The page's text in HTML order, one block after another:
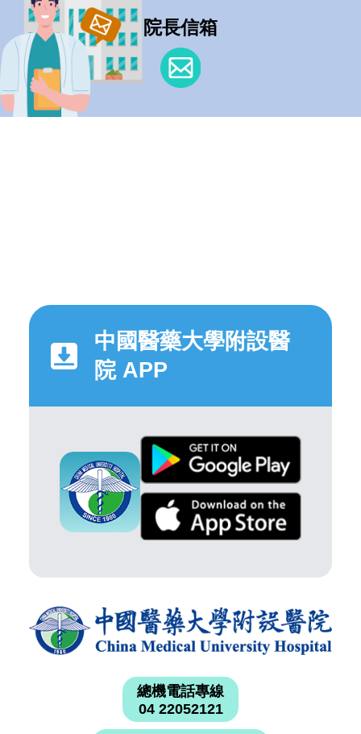
院長信箱
中國醫藥大學附設醫
院 APP
總機電話專線
04 22052121